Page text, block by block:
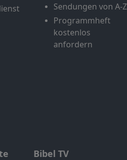
Sendungen von A-Z
Programmheft
kostenlos
anfordern
Bibel TV